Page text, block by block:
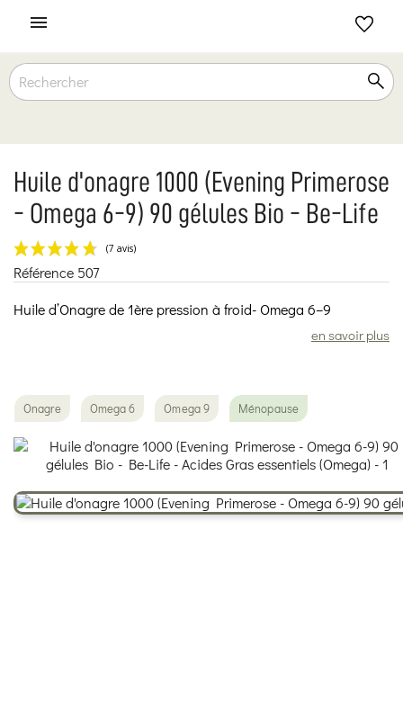

Huile d'onagre 1000 (Evening Primerose
- Omega 6-9) 90 gélules Bio - Be-Life
Référence 507
Huile d’Onagre de 1ère pression à froid- Omega 6–9
en savoir plus
Onagre Omega 6 Omega 9 Ménopause